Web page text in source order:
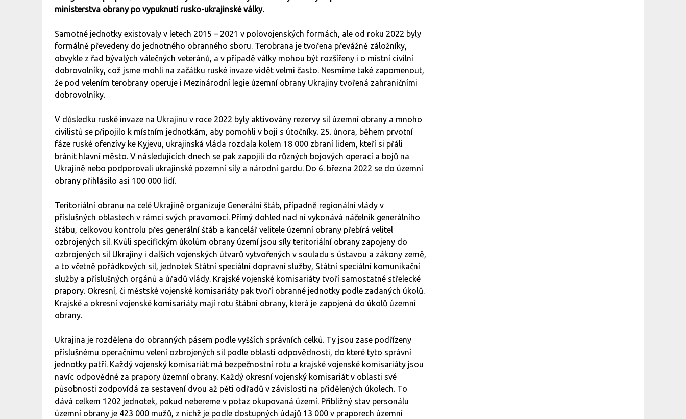
ministerstva obrany po vypuknutí rusko-ukrajinské války.
Samotné jednotky existovaly v letech 2015 – 2021 v polovojenských formách, ale od roku 2022 byly
formálně převedeny do jednotného obranného sboru. Terobrana je tvořena převážně záložníky,
obvykle z řad bývalých válečných veteránů, a v případě války mohou být rozšířeny i o místní civilní
dobrovolníky, což jsme mohli na začátku ruské invaze vidět velmi často. Nesmíme také zapomenout,
že pod velením terobrany operuje i Mezinárodní legie územní obrany Ukrajiny tvořená zahraničními
dobrovolníky.
V důsledku ruské invaze na Ukrajinu v roce 2022 byly aktivovány rezervy sil územní obrany a mnoho
civilistů se připojilo k místním jednotkám, aby pomohli v boji s útočníky. 25. února, během prvotní
fáze ruské ofenzívy ke Kyjevu, ukrajinská vláda rozdala kolem 18 000 zbraní lidem, kteří si přáli
bránit hlavní město. V následujících dnech se pak zapojili do různých bojových operací a bojů na
Ukrajině nebo podporovali ukrajinské pozemní síly a národní gardu. Do 6. března 2022 se do územní
obrany přihlásilo asi 100 000 lidí.
Teritoriální obranu na celé Ukrajině organizuje Generální štáb, případně regionální vlády v
příslušných oblastech v rámci svých pravomocí. Přímý dohled nad ní vykonává náčelník generálního
štábu, celkovou kontrolu přes generální štáb a kancelář velitele územní obrany přebírá velitel
ozbrojených sil. Kvůli specifickým úkolům obrany území jsou síly teritoriální obrany zapojeny do
ozbrojených sil Ukrajiny i dalších vojenských útvarů vytvořených v souladu s ústavou a zákony země,
a to včetně pořádkových sil, jednotek Státní speciální dopravní služby, Státní speciální komunikační
služby a příslušných orgánů a úřadů vlády. Krajské vojenské komisariáty tvoří samostatné střelecké
prapory. Okresní, či městské vojenské komisariáty pak tvoří obranné jednotky podle zadaných úkolů.
Krajské a okresní vojenské komisariáty mají rotu štábní obrany, která je zapojená do úkolů územní
obrany.
Ukrajina je rozdělena do obranných pásem podle vyšších správních celků. Ty jsou zase podřízeny
příslušnému operačnímu velení ozbrojených sil podle oblasti odpovědnosti, do které tyto správní
jednotky patří. Každý vojenský komisariát má bezpečnostní rotu a krajské vojenské komisariáty jsou
navíc odpovědné za prapory územní obrany. Každý okresní vojenský komisariát v oblasti své
působnosti zodpovídá za sestavení dvou až pěti odřadů v závislosti na přidělených úkolech. To
dává celkem 1202 jednotek, pokud nebereme v potaz okupovaná území. Přibližný stav personálu
územní obrany je 423 000 mužů, z nichž je podle dostupných údajů 13 000 v praporech územní